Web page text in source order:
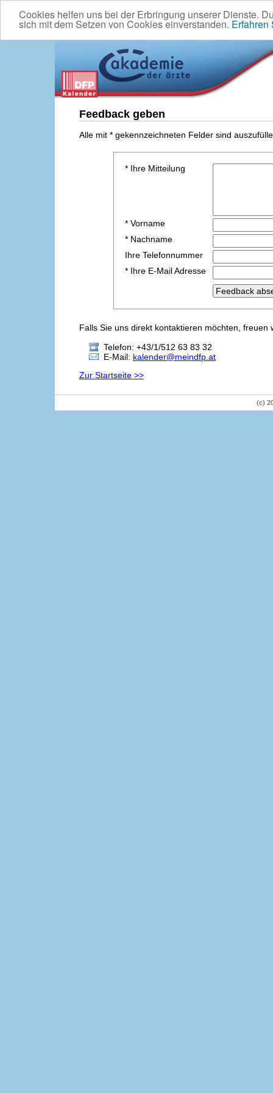
Cookies helfen uns bei der Erbringung unserer Dienste.
sich mit dem Setzen von Cookies einverstanden. Erfahren
Feedback geben
Alle mit * gekennzeichneten Felder sind
* Ihre Mitteilung
* Vorname
* Nachname
Ihre Telefonnummer
* Ihre E-Mail Adresse
Falls Sie uns direkt kontaktieren möchten,
Telefon: +43/1/512 63 83 32
E-Mail: kalender@meindfp.at
Zur Startseite >>
(c)